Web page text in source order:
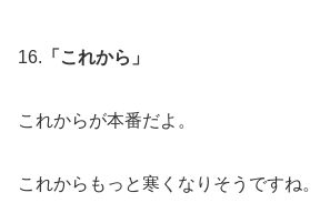
16. 「これから」
これからが本番だよ。
これからもっと寒くなりそうですね。